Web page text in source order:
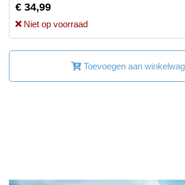
€ 34,99
Niet op voorraad
Toevoegen aan